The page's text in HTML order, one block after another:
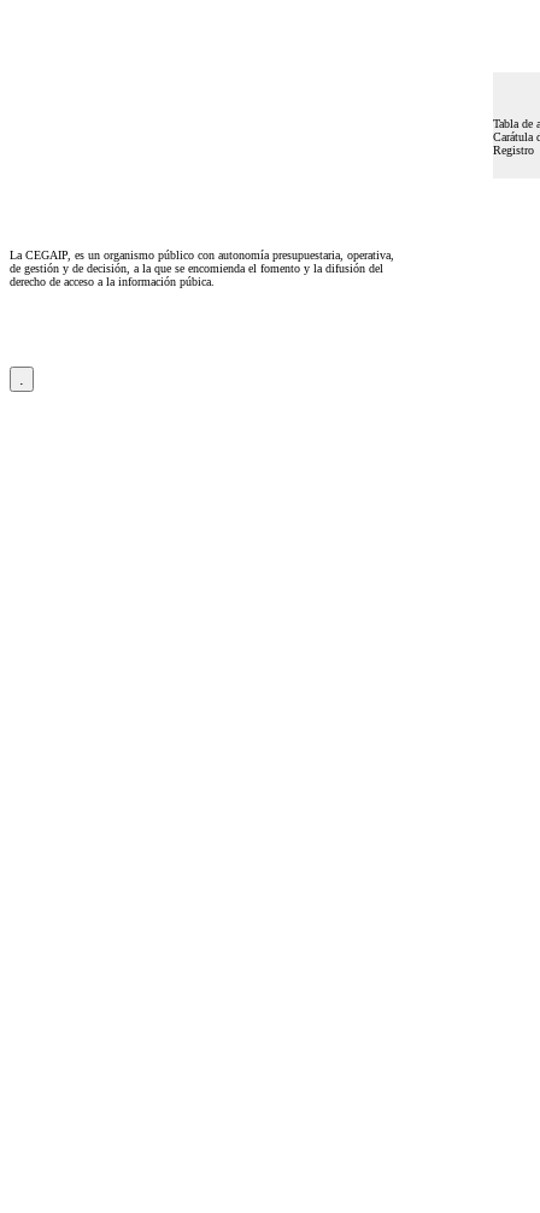
Tabla de
Carátula
Registro
La CEGAIP, es un organismo público con autonomía presupuestaria, operativa,
de gestión y de decisión, a la que se encomienda el fomento y la difusión del
derecho de acceso a la información púbica.